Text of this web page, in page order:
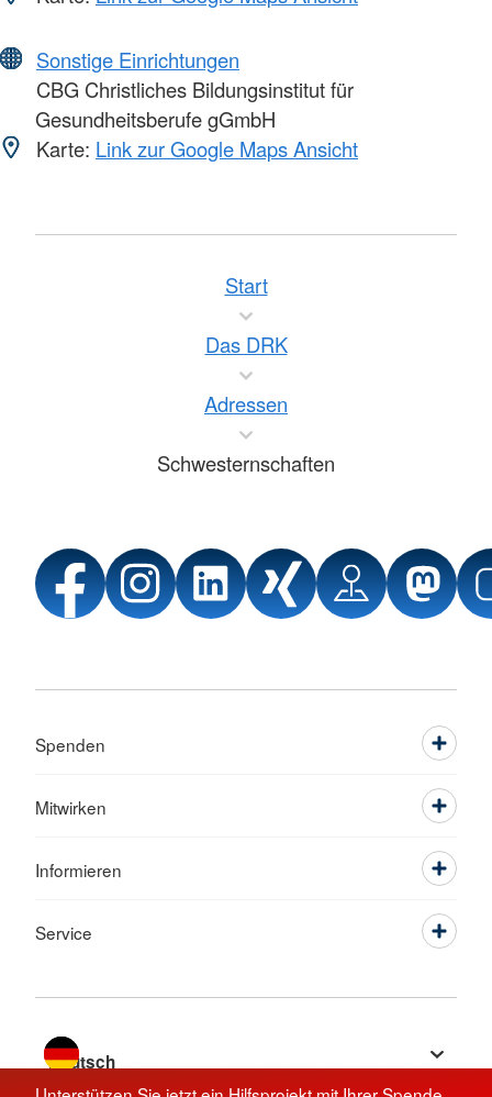
Sonstige Einrichtungen
CBG Christliches Bildungsinstitut für
Gesundheitsberufe gGmbH
Karte: Link zur Google Maps Ansicht
Start
Das DRK
Adressen
Schwesternschaften
Spenden
Mitwirken
Informieren
Service
Sprache wechseln zu